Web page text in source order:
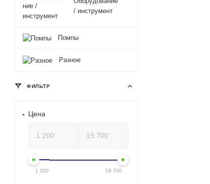
/ инструмент
Помпы
Разное
ФИЛЬТР
Цена
1 200 19 700